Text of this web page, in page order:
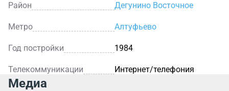
Район Дегунино Восточное
Метро Алтуфьево
Год постройки 1984
Телекоммуникации Интернет/телефония
Медиа